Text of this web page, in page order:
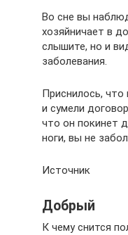
Во сне вы
хозяйничает в
слышите, но и
заболевания.
Приснилось, что
и сумели
что он покинет
ноги, вы не
Источник
Добрый
К чему снится